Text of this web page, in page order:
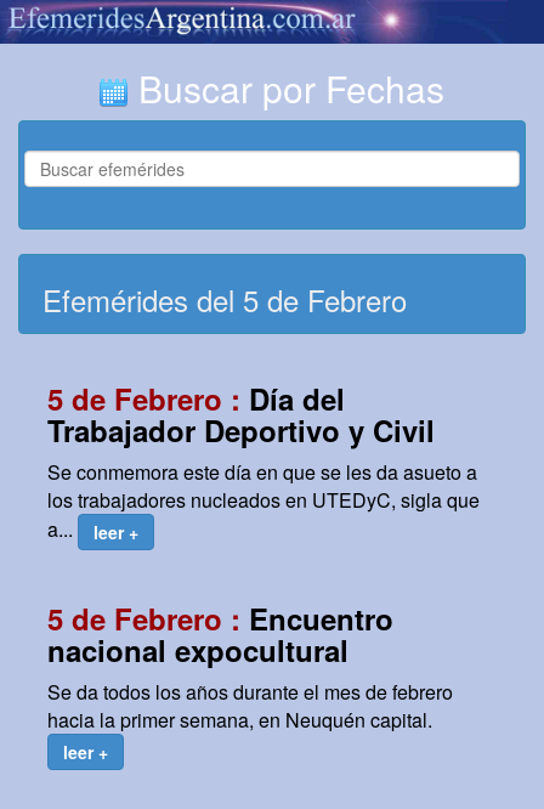
Buscar por Fechas
Efemérides del 5 de Febrero
5 de Febrero : Día del
Trabajador Deportivo y Civil
Se conmemora este día en que se les da asueto a
los trabajadores nucleados en UTEDyC, sigla que
a...
leer +
5 de Febrero : Encuentro
nacional expocultural
Se da todos los años durante el mes de febrero
hacia la primer semana, en Neuquén capital.
leer +